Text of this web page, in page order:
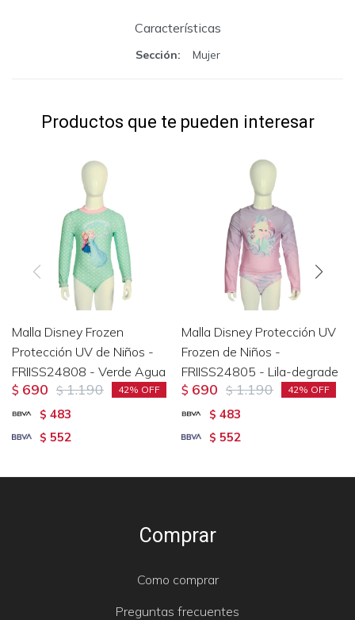
Características
Sección Mujer
Productos que te pueden interesar
Malla Disney Frozen
Protección UV de Niños -
FRIISS24808 - Verde Agua
$ 690 $ 1.190 42
$ 483
$ 552
Malla Disney Protección UV
Frozen de Niños -
FRIISS24805 - Lila-degrade
$ 690 $ 1.190 42
$ 483
$ 552
Comprar
Como comprar
Preguntas frecuentes